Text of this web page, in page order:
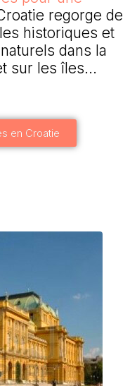
regorge de
historiques et
dans la
sur les îles…
en Croatie